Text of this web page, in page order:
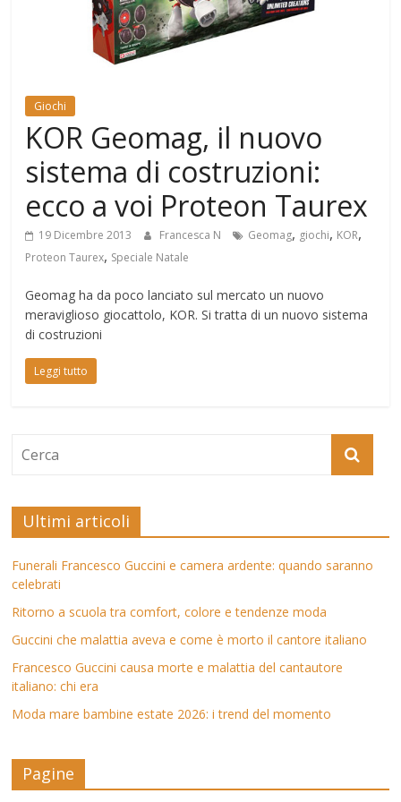
Giochi
KOR Geomag, il nuovo
sistema di costruzioni:
ecco a voi Proteon Taurex
19 Dicembre 2013 Francesca N Geomag, giochi, KOR,
Proteon Taurex, Speciale Natale
Geomag ha da poco lanciato sul mercato un nuovo
meraviglioso giocattolo, KOR. Si tratta di un nuovo sistema
di costruzioni
Leggi tutto
Ultimi articoli
Funerali Francesco Guccini e camera ardente: quando saranno
celebrati
Ritorno a scuola tra comfort, colore e tendenze moda
Guccini che malattia aveva e come è morto il cantore italiano
Francesco Guccini causa morte e malattia del cantautore
italiano: chi era
Moda mare bambine estate 2026: i trend del momento
Pagine